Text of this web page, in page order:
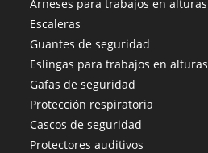
nueva
pestaña
una
pestaña
una
nueva
pestaña
Arneses para trabajos en alturas
Escaleras
Guantes de seguridad
Eslingas para trabajos en alturas
Gafas de seguridad
Protección respiratoria
Cascos de seguridad
Protectores auditivos